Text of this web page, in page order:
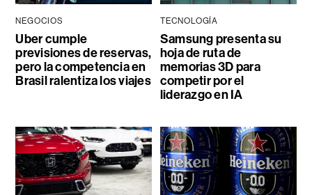
NEGOCIOS
Uber cumple
previsiones de reservas,
pero la competencia en
Brasil ralentiza los viajes
TECNOLOGÍA
Samsung presenta su
hoja de ruta de
memorias 3D para
competir por el
liderazgo en IA